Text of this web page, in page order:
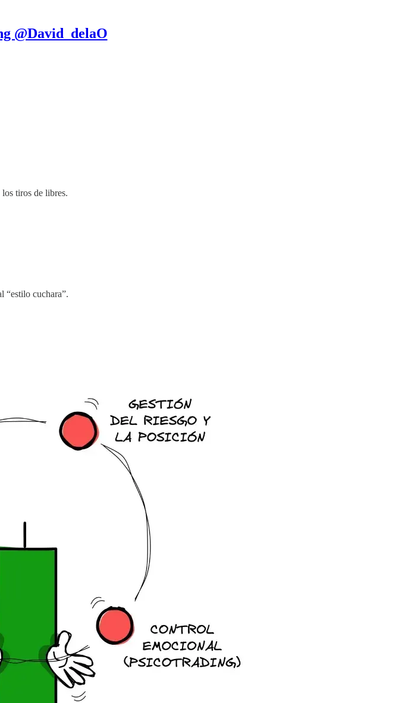
@David_delaO
tiros de libres.
“estilo cuchara”.